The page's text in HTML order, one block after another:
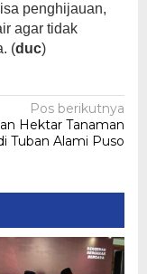
penghijauan,
agar tidak
(duc)
Pos berikutnya
Hektar Tanaman
Tuban Alami Puso